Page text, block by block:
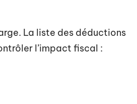
La liste des déductions
l’impact fiscal :